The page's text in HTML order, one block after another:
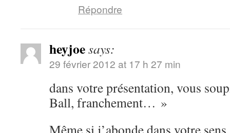
Répondre
heyjoesays:
29 février 2012 at 17 h 27 min
dans votre présentation, vous
Ball, franchement… »
Même si j’abonde dans votre